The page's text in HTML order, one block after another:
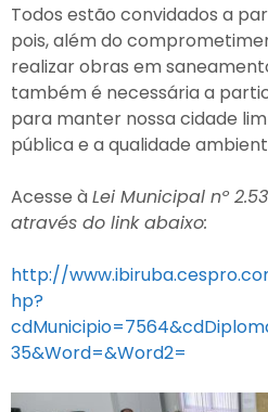
Todos estão convidados a
pois, além do
realizar obras em
também é necessária a
para manter nossa cidade
pública e a qualidade
Acesse àLei Municipal nº
através do link abaixo:
http://
hp?
35&Word=&Word2=